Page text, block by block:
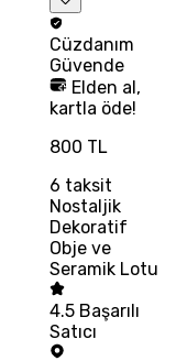
Cüzdanım
Güvende
Elden al,
kartla öde!
800 TL
6 taksit
Nostaljik
Dekoratif
Obje ve
Seramik Lotu
4.5 Başarılı
Satıcı